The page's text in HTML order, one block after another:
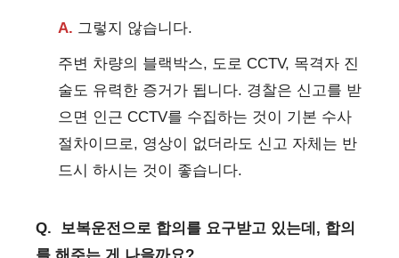
A. 그렇지 않습니다.
주변 차량의 블랙박스, 도로 CCTV, 목격자 진
술도 유력한 증거가 됩니다. 경찰은 신고를 받
으면 인근 CCTV를 수집하는 것이 기본 수사
절차이므로, 영상이 없더라도 신고 자체는 반
드시 하시는 것이 좋습니다.
Q.
보복운전으로 합의를 요구받고 있는데, 합의